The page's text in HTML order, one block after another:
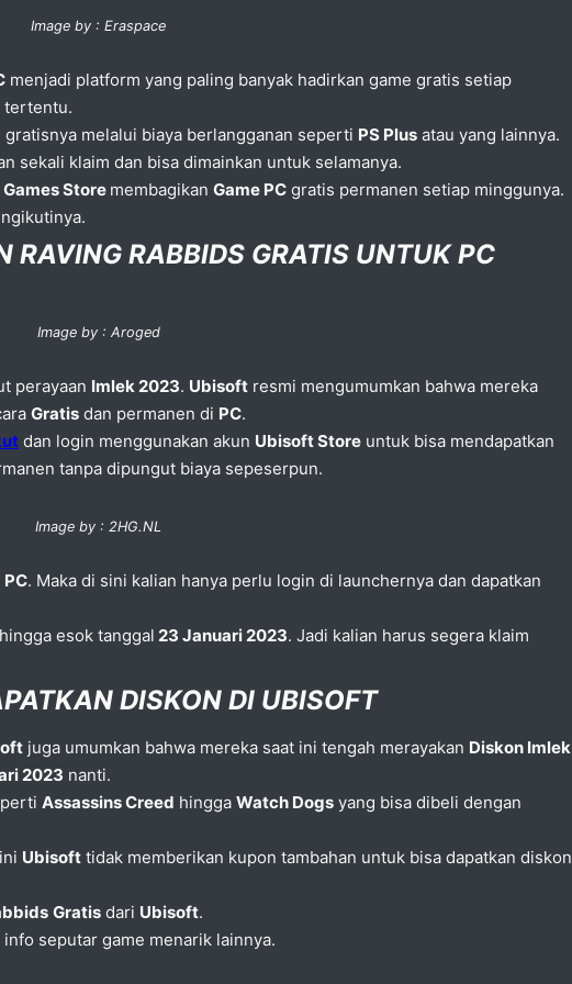
Image by : Eraspace
menjadi platform yang paling banyak hadirkan game gratis setiap
tertentu.
melalui biaya berlangganan seperti PS Plus atau yang lainnya.
sekali klaim dan bisa dimainkan untuk selamanya.
Games Store membagikan Game PC gratis permanen setiap minggunya.
RAVING RABBIDS GRATIS UNTUK PC
Image by : Aroged
perayaan Imlek 2023. Ubisoft resmi mengumumkan bahwa mereka
Gratis dan permanen di PC.
dan login menggunakan akun Ubisoft Store untuk bisa mendapatkan
tanpa dipungut biaya sepeserpun.
Image by : 2HG.NL
PC. Maka di sini kalian hanya perlu login di launchernya dan dapatkan
esok tanggal 23 Januari 2023. Jadi kalian harus segera klaim
DISKON DI UBISOFT
juga umumkan bahwa mereka saat ini tengah merayakan Diskon Imlek
2023 nanti.
Assassins Creed hingga Watch Dogs yang bisa dibeli dengan
Ubisoft tidak memberikan kupon tambahan untuk bisa dapatkan diskon
Gratis dari Ubisoft.
seputar game menarik lainnya.